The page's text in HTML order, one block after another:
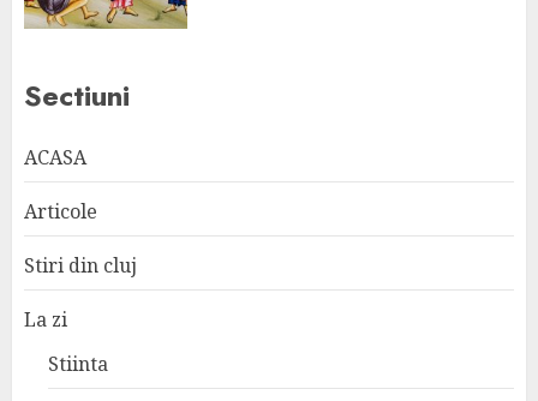
Sectiuni
ACASA
Articole
Stiri din cluj
La zi
Stiinta